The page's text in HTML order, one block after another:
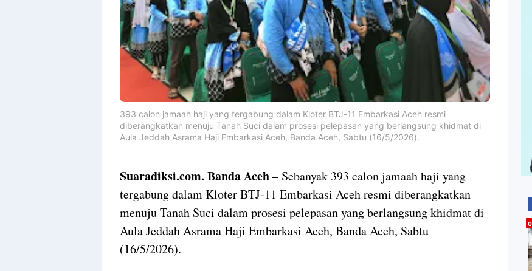
393 calon jamaah haji yang tergabung dalam Kloter BTJ-11 Embarkasi Aceh resmi
diberangkatkan menuju Tanah Suci dalam prosesi pelepasan yang berlangsung khidmat di
Aula Jeddah Asrama Haji Embarkasi Aceh, Banda Aceh, Sabtu (16/5/2026).
Suaradiksi.com. Banda Aceh– Sebanyak 393 calon jamaah haji yang
tergabung dalam Kloter BTJ-11 Embarkasi Aceh resmi diberangkatkan
menuju Tanah Suci dalam prosesi pelepasan yang berlangsung khidmat di
Aula Jeddah Asrama Haji Embarkasi Aceh, Banda Aceh, Sabtu
(16/5/2026).